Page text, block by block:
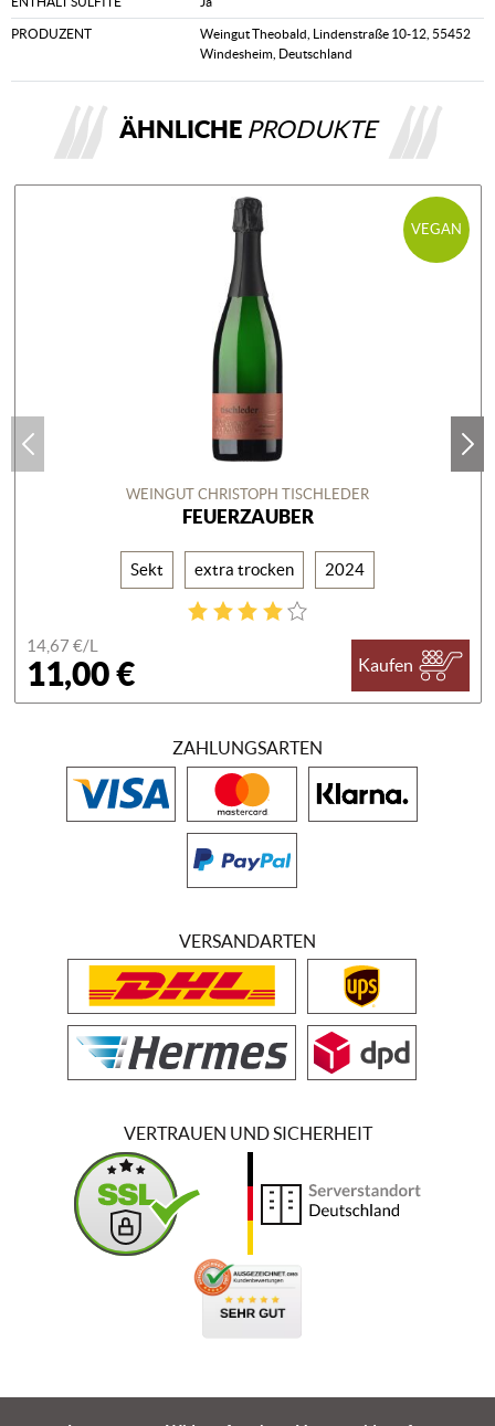
PRODUZENT
Weingut Theobald, Lindenstraße 10-12, 55452
Windesheim, Deutschland
ÄHNLICHE PRODUKTE
VEGAN
WEINGUT CHRISTOPH TISCHLEDER
FEUERZAUBER
Sekt extra trocken 2024
14,67 €/L
11,00 € Kaufen
ZAHLUNGSARTEN
VERSANDARTEN
VERTRAUEN UND SICHERHEIT